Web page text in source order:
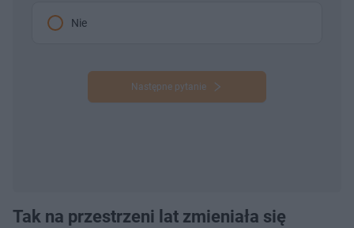
Nie
Następne pytanie
Tak na przestrzeni lat zmieniała się